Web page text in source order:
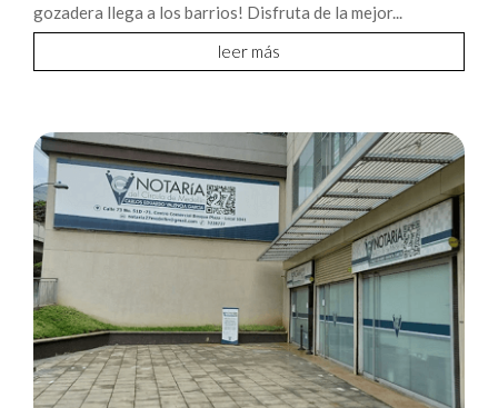
gozadera llega a los barrios! Disfruta de la mejor...
leer más